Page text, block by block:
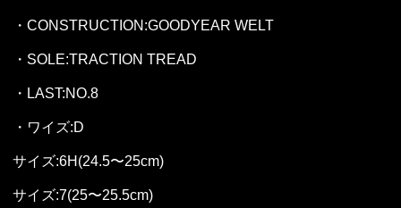
・CONSTRUCTION:GOODYEAR WELT
・SOLE:TRACTION TREAD
・LAST:NO.8
・ワイズ:D
サイズ:6H(24.5〜25cm)
サイズ:7(25〜25.5cm)